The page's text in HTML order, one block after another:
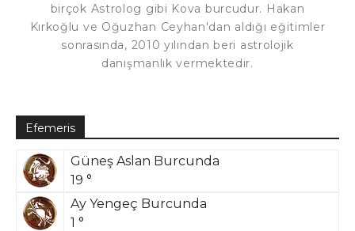
birçok Astrolog gibi Kova burcudur. Hakan
Kırkoğlu ve Oğuzhan Ceyhan'dan aldığı eğitimler
sonrasında, 2010 yılından beri astrolojik
danışmanlık vermektedir.
Efemeris
Güneş Aslan Burcunda
19 °
Ay Yengeç Burcunda
1 °